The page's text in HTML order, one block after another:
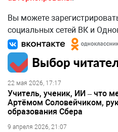
Вы можете
социальных сетей ВК и
Выбор
22 мая 2026, 17:17
Учитель, ученик, ИИ – что
Артёмом Соловейчиком,
образования Сбера
9 апреля 2026, 21:07